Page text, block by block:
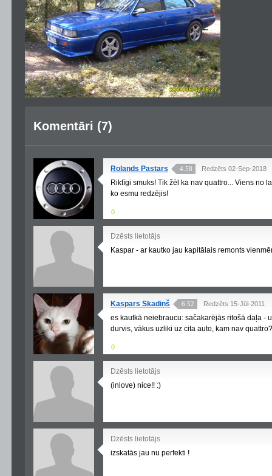
Komentāri (7)
Rolands Pastars 4.58 Redzēts 02-Sep-2018
Riktīgi smuks! Tik žēl ka nav quattro... Viens no
ko esmu redzējis!
0
Dzēsts lietotājs
Kaspar - ar kautko jau kapitālais remonts
Kaspars Skadiņš 6.52 Redzēts 15-Jūl-2011
es kautkā neiebraucu: sačakarējās ritošā daļa -
durvis, vākus uzliki uz cita auto, kam nav quattro?
0
Dzēsts lietotājs
(inlove) nice!! :)
Dzēsts lietotājs
izskatās jau nu perfekti !